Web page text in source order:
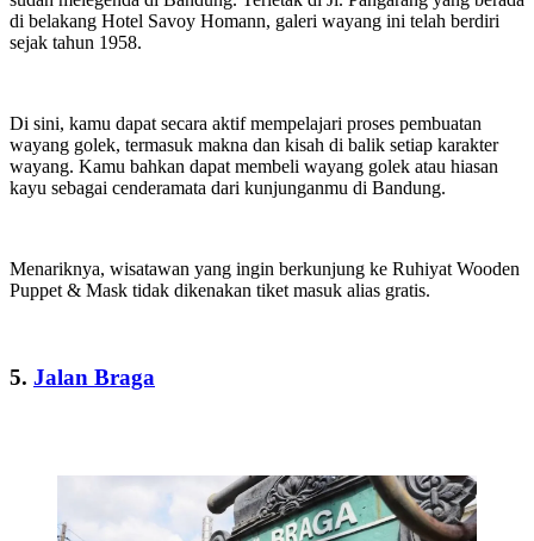
di belakang Hotel Savoy Homann, galeri wayang ini telah berdiri
sejak tahun 1958.
Di sini, kamu dapat secara aktif mempelajari proses pembuatan
wayang golek, termasuk makna dan kisah di balik setiap karakter
wayang. Kamu bahkan dapat membeli wayang golek atau hiasan
kayu sebagai cenderamata dari kunjunganmu di Bandung.
Menariknya, wisatawan yang ingin berkunjung ke Ruhiyat Wooden
Puppet & Mask tidak dikenakan tiket masuk alias gratis.
5. Jalan Braga